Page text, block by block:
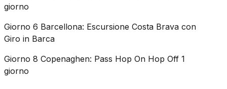
giorno
Giorno 6 Barcellona: Escursione Costa Brava con
Giro in Barca
Giorno 8 Copenaghen: Pass Hop On Hop Off 1
giorno